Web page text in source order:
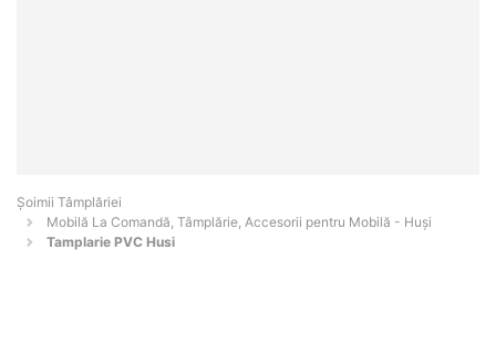
Șoimii Tâmplăriei
Mobilă La Comandă, Tâmplărie, Accesorii pentru Mobilă - Huşi
Tamplarie PVC Husi